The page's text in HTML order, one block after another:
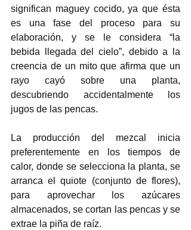
significan maguey cocido, ya que ésta
es una fase del proceso para su
elaboración, y se le considera “la
bebida llegada del cielo”, debido a la
creencia de un mito que afirma que un
rayo cayó sobre una planta,
descubriendo accidentalmente los
jugos de las pencas.
La producción del mezcal inicia
preferentemente en los tiempos de
calor, donde se selecciona la planta, se
arranca el quiote (conjunto de flores),
para aprovechar los azúcares
almacenados, se cortan las pencas y se
extrae la piña de raíz.